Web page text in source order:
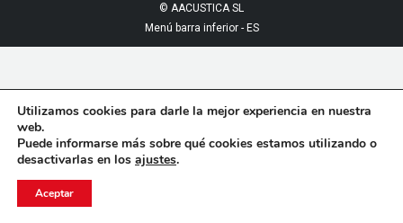
© AACUSTICA SL
Menú barra inferior - ES
Utilizamos cookies para darle la mejor experiencia en nuestra
web.
Puede informarse más sobre qué cookies estamos utilizando o
desactivarlas en los ajustes.
Aceptar